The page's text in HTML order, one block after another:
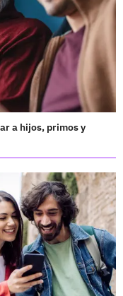
a hijos, primos y